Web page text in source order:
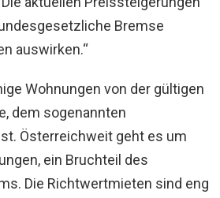
Bremse
auswirken.“
Wohnungen von der gültigen
dem sogenannten
Österreichweit geht es um
ein Bruchteil des
Die Richtwertmieten sind eng